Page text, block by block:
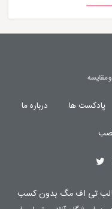
پادکست ها درباره ما
تی اف مگ بدون کسب